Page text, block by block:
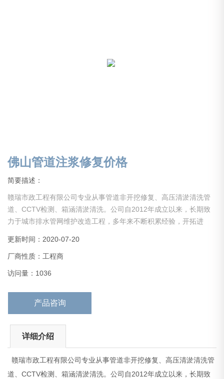
佛山管道注浆修复价格
简要描述：
赣瑞市政工程有限公司专业从事管道非开挖修复、高压清淤清洗管
道、CCTV检测、箱涵清淤清洗。公司自2012年成立以来，长期致
力于城市排水管网维护改造工程，多年来不断积累经验，开拓进
现公司设备齐全，经验丰富，具备中大型项目管理能力。公司长期
以来在同行业里保持人才、技术、设备水平，服务于社会各界！
佛山管道注浆修复价格
更新时间：2020-07-20
厂商性质：工程商
访问量：1036
产品咨询
详细介绍
赣瑞市政工程有限公司专业从事管道非开挖修复、高压清淤清洗管
道、CCTV检测、箱涵清淤清洗。公司自2012年成立以来，长期致